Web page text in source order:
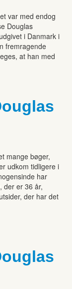
var med endog
Douglas
i Danmark i
fremragende
at han med
mange bøger,
udkom tidligere i
har
der er 36 år,
der har det